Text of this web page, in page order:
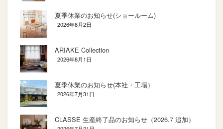
夏季休業のお知らせ(ショールーム)
2026年8月2日
ARIAKE Collection
2026年8月1日
夏季休業のお知らせ(本社・工場）
2026年7月31日
CLASSE 生産終了品のお知らせ（2026.7 追加）